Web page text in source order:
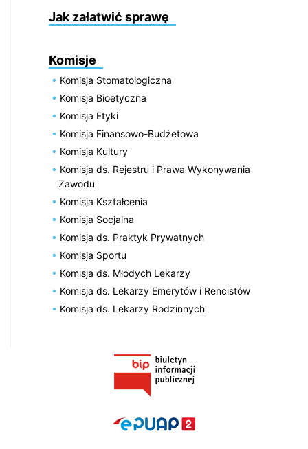
Jak załatwić sprawę
Komisje
Komisja Stomatologiczna
Komisja Bioetyczna
Komisja Etyki
Komisja Finansowo-Budżetowa
Komisja Kultury
Komisja ds. Rejestru i Prawa Wykonywania
Zawodu
Komisja Kształcenia
Komisja Socjalna
Komisja ds. Praktyk Prywatnych
Komisja Sportu
Komisja ds. Młodych Lekarzy
Komisja ds. Lekarzy Emerytów i Rencistów
Komisja ds. Lekarzy Rodzinnych